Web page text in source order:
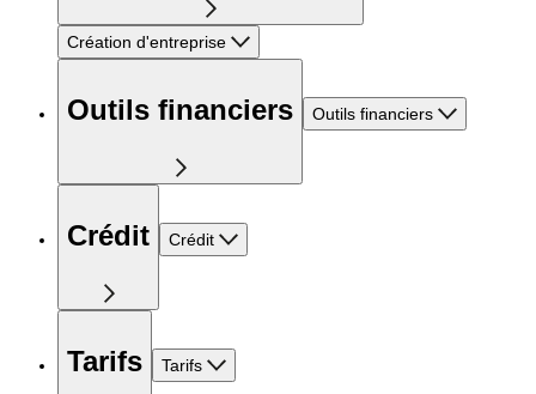
Création d'entreprise
Outils financiers Outils financiers
Crédit Crédit
Tarifs Tarifs